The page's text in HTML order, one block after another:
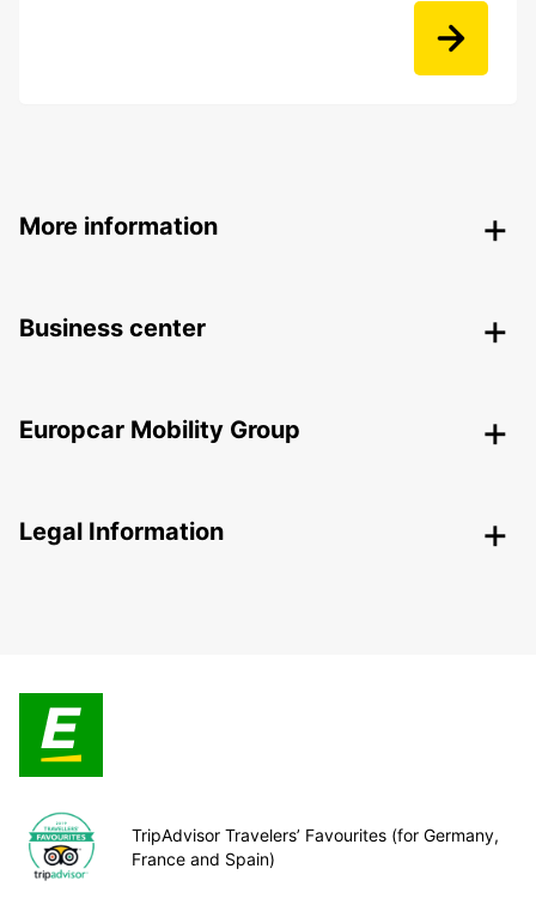
More information
Business center
Europcar Mobility Group
Legal Information
TripAdvisor Travelers’ Favourites (for Germany,
France and Spain)